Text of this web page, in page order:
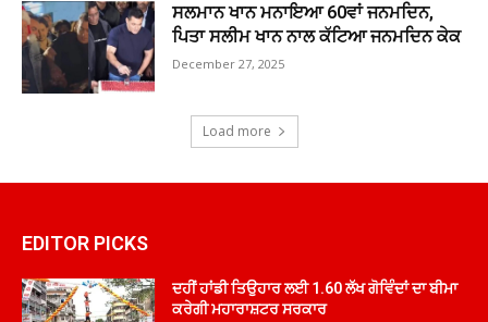
ਸਲਮਾਨ ਖਾਨ ਮਨਾਇਆ 60ਵਾਂ ਜਨਮਦਿਨ,
ਪਿਤਾ ਸਲੀਮ ਖਾਨ ਨਾਲ ਕੱਟਿਆ ਜਨਮਦਿਨ ਕੇਕ
December 27, 2025
Load more
EDITOR PICKS
ਦਹੀਂ ਹਾਂਡੀ ਤਿਉਹਾਰ ਲਈ 1.60 ਲੱਖ ਗੋਵਿੰਦਾਂ ਦਾ ਬੀਮਾ
ਕਰੇਗੀ ਮਹਾਰਾਸ਼ਟਰ ਸਰਕਾਰ